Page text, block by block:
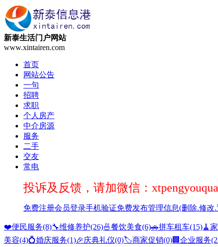
新泰生活门户网站
www.xintairen.com
首页
网站公告
一句
招聘
求职
个人房产
中介房源
服务
二手
交友
常电
投诉及反馈，请加微信：
免费注册会员登录手机验证免费发布管理信息(删除.修改
❤️便民服务(8)🔧维修养护(26)🍜餐饮美食(6)🚗拼车租车(15)🧹
美容(4)💍婚庆服务(1)🎉庆典礼仪(0)🏷️商家促销(0)🏢企业服务